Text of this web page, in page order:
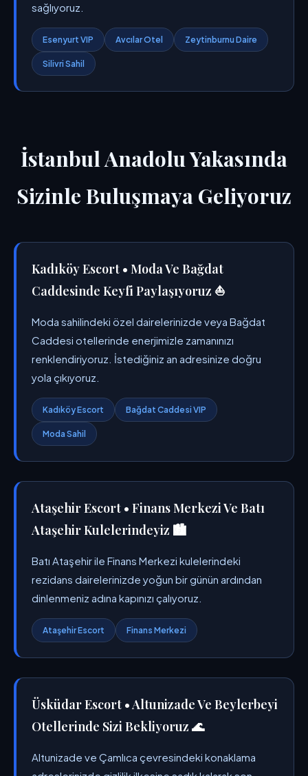
sağlıyoruz.
Esenyurt VIP Avcılar Otel Zeytinburnu Daire
Silivri Sahil
İstanbul Anadolu Yakasında
Sizinle Buluşmaya Geliyoruz
Kadıköy Escort • Moda Ve Bağdat
Caddesinde Keyfi Paylaşıyoruz ⛵
Moda sahilindeki özel dairelerinizde veya Bağdat
Caddesi otellerinde enerjimizle zamanınızı
renklendiriyoruz. İstediğiniz an adresinize doğru
yola çıkıyoruz.
Kadıköy Escort Bağdat Caddesi VIP
Moda Sahil
Ataşehir Escort • Finans Merkezi Ve Batı
Ataşehir Kulelerindeyiz 🏙️
Batı Ataşehir ile Finans Merkezi kulelerindeki
rezidans dairelerinizde yoğun bir günün ardından
dinlenmeniz adına kapınızı çalıyoruz.
Ataşehir Escort Finans Merkezi
Üsküdar Escort • Altunizade Ve Beylerbeyi
Otellerinde Sizi Bekliyoruz 🌊
Altunizade ve Çamlıca çevresindeki konaklama